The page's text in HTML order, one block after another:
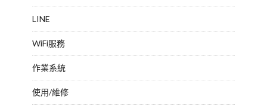
LINE
WiFi服務
作業系統
使用/維修